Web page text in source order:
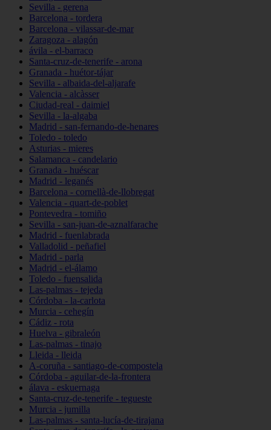
Sevilla - gerena
Barcelona - tordera
Barcelona - vilassar-de-mar
Zaragoza - alagón
ávila - el-barraco
Santa-cruz-de-tenerife - arona
Granada - huétor-tájar
Sevilla - albaida-del-aljarafe
Valencia - alcàsser
Ciudad-real - daimiel
Sevilla - la-algaba
Madrid - san-fernando-de-henares
Toledo - toledo
Asturias - mieres
Salamanca - candelario
Granada - huéscar
Madrid - leganés
Barcelona - cornellà-de-llobregat
Valencia - quart-de-poblet
Pontevedra - tomiño
Sevilla - san-juan-de-aznalfarache
Madrid - fuenlabrada
Valladolid - peñafiel
Madrid - parla
Madrid - el-álamo
Toledo - fuensalida
Las-palmas - tejeda
Córdoba - la-carlota
Murcia - cehegín
Cádiz - rota
Huelva - gibraleón
Las-palmas - tinajo
Lleida - lleida
A-coruña - santiago-de-compostela
Córdoba - aguilar-de-la-frontera
álava - eskuernaga
Santa-cruz-de-tenerife - tegueste
Murcia - jumilla
Las-palmas - santa-lucía-de-tirajana